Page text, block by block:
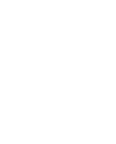
ความสมบูรณ์ และ